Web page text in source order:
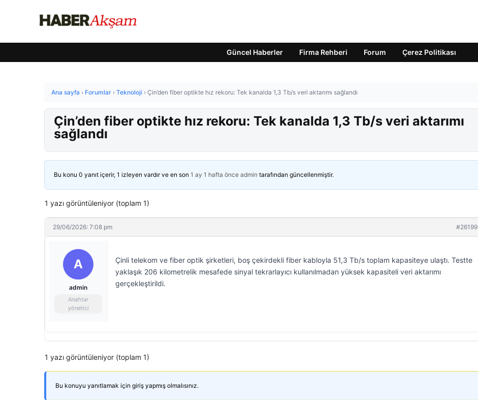
Güncel Haberler Firma Rehberi Forum Çerez Politikası
Ana sayfa › Forumlar › Teknoloji › Çin’den fiber optikte hız rekoru: Tek kanalda 1,3 Tb/s veri aktarımı sağlandı
Çin’den fiber optikte hız rekoru: Tek kanalda 1,3 Tb/s veri aktarımı
sağlandı
Bu konu 0 yanıt içerir, 1 izleyen vardır ve en son 1 ay 1 hafta önce admin tarafından güncellenmiştir.
1 yazı görüntüleniyor (toplam 1)
29/06/2026: 7:08 pm #26199
A
admin
Anahtar
yönetici
Çinli telekom ve fiber optik şirketleri, boş çekirdekli fiber kabloyla 51,3 Tb/s toplam kapasiteye ulaştı. Testte
yaklaşık 206 kilometrelik mesafede sinyal tekrarlayıcı kullanılmadan yüksek kapasiteli veri aktarımı
gerçekleştirildi.
1 yazı görüntüleniyor (toplam 1)
Bu konuyu yanıtlamak için giriş yapmış olmalısınız.